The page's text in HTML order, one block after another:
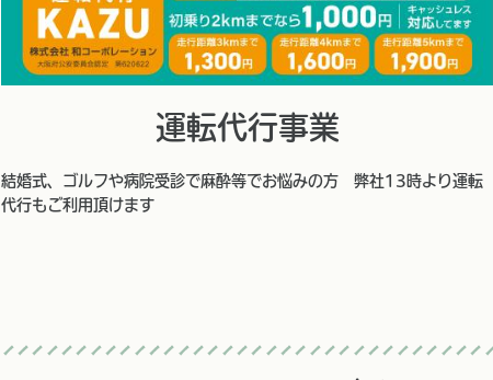
運転代行事業
結婚式、ゴルフや病院受診で麻酔等でお悩みの方 弊社13時より運転
代行もご利用頂けます